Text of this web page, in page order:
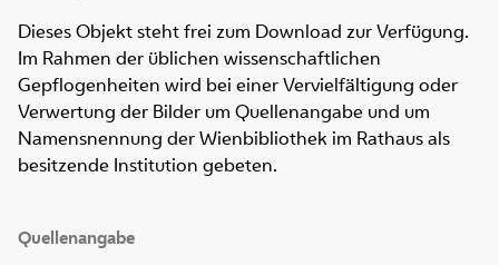
Dieses Objekt steht frei zum Download zur Verfügung.
Im Rahmen der üblichen wissenschaftlichen
Gepflogenheiten wird bei einer Vervielfältigung oder
Verwertung der Bilder um Quellenangabe und um
Namensnennung der Wienbibliothek im Rathaus als
besitzende Institution gebeten.
Quellenangabe